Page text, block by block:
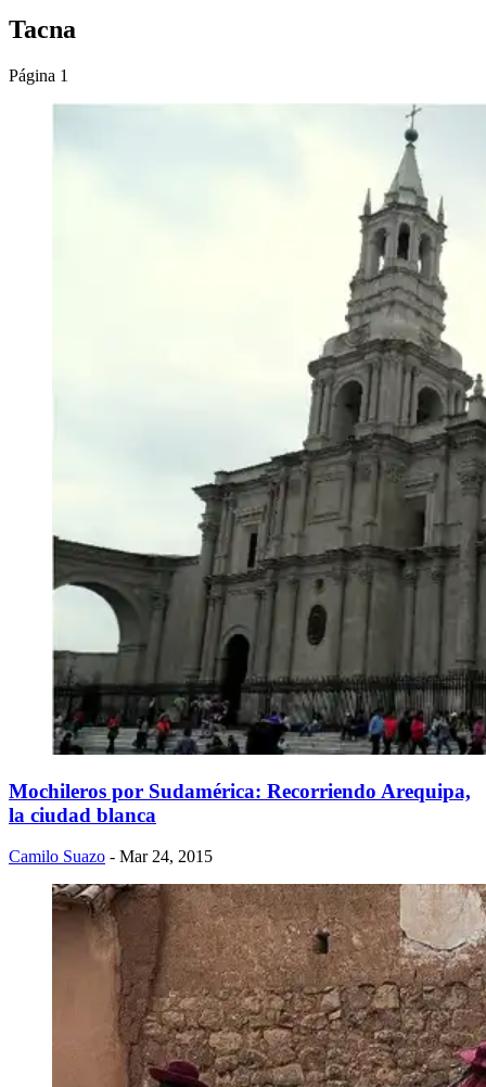
Tacna
Página 1
Mochileros por Sudamérica: Recorriendo Arequipa,
la ciudad blanca
Camilo Suazo - Mar 24, 2015